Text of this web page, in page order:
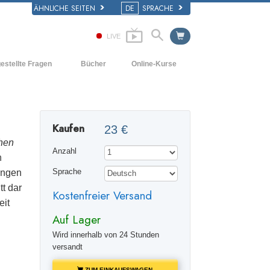
ÄHNLICHE SEITEN DE SPRACHE
LIVE
Fragen
Scientology Kirche
der Scientology
Bücher
Hörbücher
Einführungsvorträge
Online-Kurse
Die Dynamiken des Daseins
Die Bestandteile des Verstehens
Lösungen für eine gefährliche Umwelt
Beistände für Krankheiten und
Die Ehe
dar
Kaufen 23 €
Anzahl
Sprache
Kostenfreier Versand
Auf Lager
Wird innerhalb von 24 Stunden
versandt